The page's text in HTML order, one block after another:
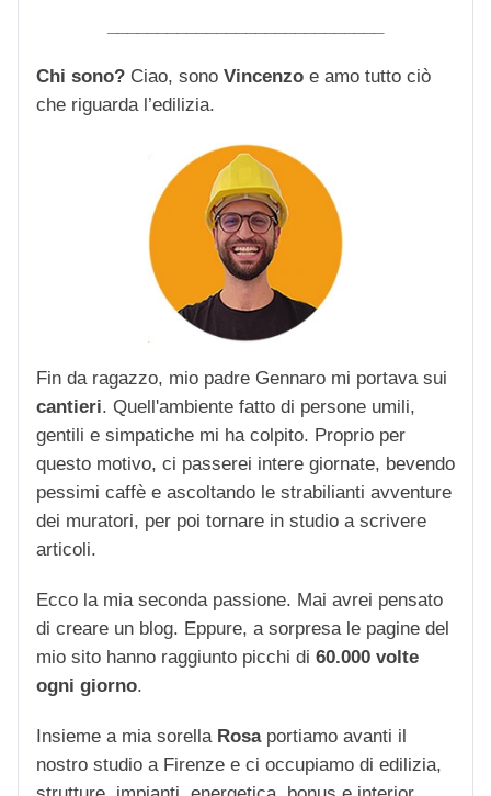
Chi sono? Ciao, sono Vincenzo e amo tutto ciò
che riguarda l’edilizia.
Fin da ragazzo, mio padre Gennaro mi portava sui
cantieri. Quell'ambiente fatto di persone umili,
gentili e simpatiche mi ha colpito. Proprio per
questo motivo, ci passerei intere giornate, bevendo
pessimi caffè e ascoltando le strabilianti avventure
dei muratori, per poi tornare in studio a scrivere
articoli.
Ecco la mia seconda passione. Mai avrei pensato
di creare un blog. Eppure, a sorpresa le pagine del
mio sito hanno raggiunto picchi di 60.000 volte
ogni giorno.
Insieme a mia sorella Rosaportiamo avanti il
nostro studio a Firenze e ci occupiamo di edilizia,